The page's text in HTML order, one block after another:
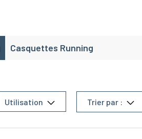
Casquettes Running
Utilisation Trier par :